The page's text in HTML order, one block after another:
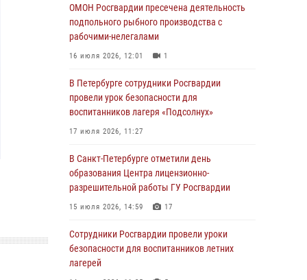
задержал правонарушителя, угрожавшего 17-
летнему подростку травматическим оружием
06 августа 2026, 13:39
оперативно задержали хулигана,
стрелявшего из пускового устройства рядом
с жилыми домами
06 августа 2026, 11:36
Сотрудники и военнослужащие Росгвардии
обеспечили правопорядок при проведении
матча "Зенит" - "Балтика"
06 августа 2026, 07:30 10
В Выборгском районе наряд Росгвардии
обнаружил разыскиваемый преступный
автотранспорт
ОМОН Росгвардии пресечена деятельность
подпольного рыбного производства с
рабочими-нелегалами
16 июля 2026, 12:01 1
В Петербурге сотрудники Росгвардии
провели урок безопасности для
воспитанников лагеря «Подсолнух»
17 июля 2026, 11:27
В Санкт-Петербурге отметили день
образования Центра лицензионно-
разрешительной работы ГУ Росгвардии
15 июля 2026, 14:59 17
Сотрудники Росгвардии провели уроки
безопасности для воспитанников летних
лагерей